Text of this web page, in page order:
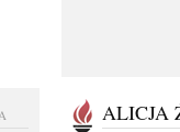
ALICJA